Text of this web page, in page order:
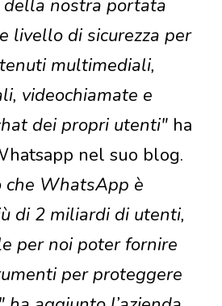
della nostra portata
livello di sicurezza per
multimediali,
videochiamate e
dei propri utenti" ha
nel suo blog.
che WhatsApp è
di 2 miliardi di utenti,
per noi poter fornire
per proteggere